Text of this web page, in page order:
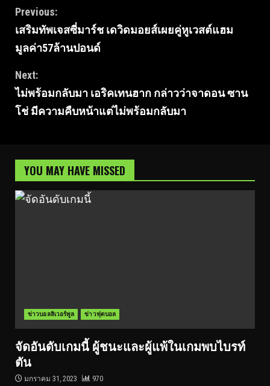
Continue
Reading
Previous:
เสริมทัพเจสซี่มาร์ช เดวิดมอยส์เผยคู่หูเวสต์แฮม
มูลค่า57ล้านปอนด์
Next:
ไม่พร้อมกลับมา เอริคเทนฮาก กล่าวว่าจาดอน ซาน
โช่ มีความคืบหน้าแต่ไม่พร้อมกลับมา
YOU MAY HAVE MISSED
ข่าวบอลลิเวอร์พูล ข่าวฟุตบอล
จัดอันดับเกมนี้ ผู้ชนะและผู้แพ้ในเกมพบไบรท์
ตัน
มกราคม 31, 2023 970